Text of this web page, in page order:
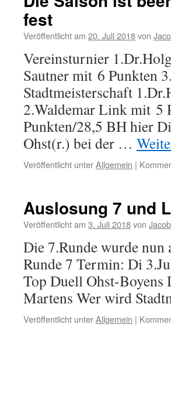
fest
Veröffentlicht am 20. Juli 2018von
Vereinsturnier
Sautner mit 6 Punkten
Stadtmeisterschaft
2.Waldemar Link mit 5
Punkten/28,5 BH hier
Ohst(r.) bei der …
Veröffentlicht unterAllgemein |
Auslosung 7 und
Veröffentlicht am 3. Juli 2018von
Die 7.Runde wurde nun
Runde 7 Termin: Di
Top Duell Ohst-Boyens
Martens Wer wird
Veröffentlicht unterAllgemein |